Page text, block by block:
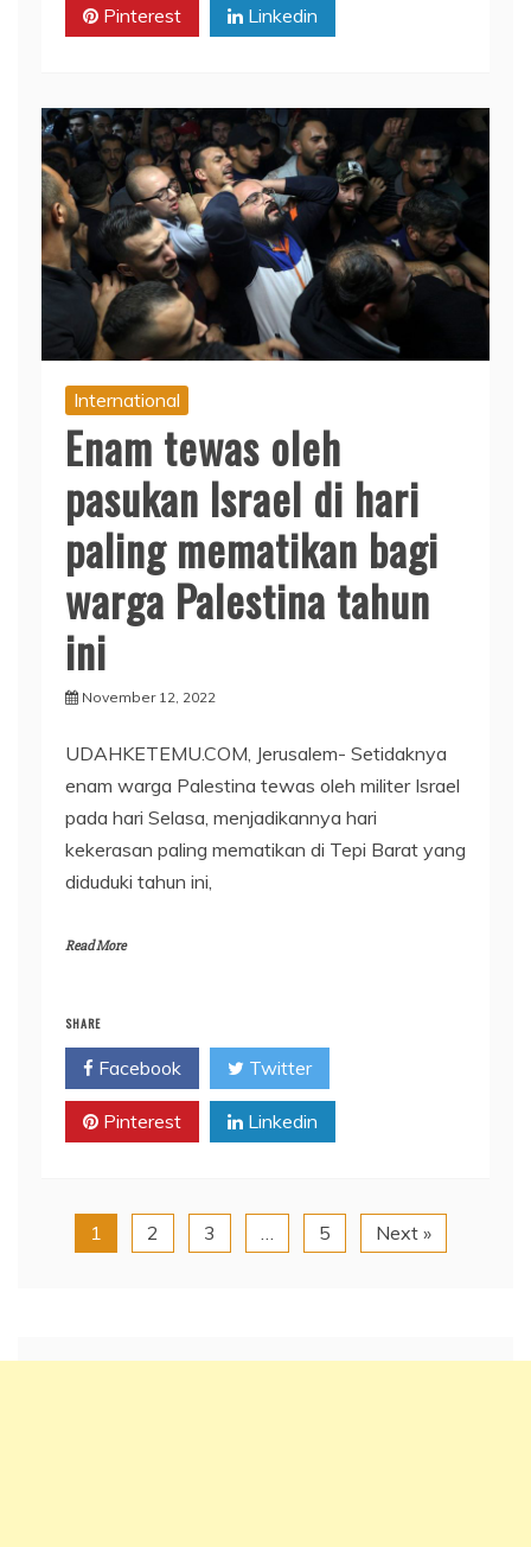
Pinterest Linkedin
International
Enam tewas oleh
pasukan Israel di hari
paling mematikan bagi
warga Palestina tahun
ini
November 12, 2022
UDAHKETEMU.COM, Jerusalem- Setidaknya
enam warga Palestina tewas oleh militer Israel
pada hari Selasa, menjadikannya hari
kekerasan paling mematikan di Tepi Barat yang
diduduki tahun ini,
Read More
SHARE
Facebook Twitter
Pinterest Linkedin
1 2 3 5 Next »